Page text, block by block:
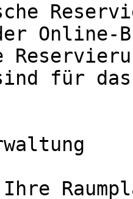
Online-
für